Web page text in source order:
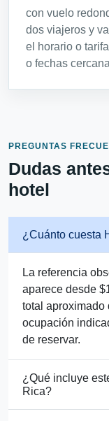
con vuelo
dos viajeros y
el horario o
o fechas
PREGUNTAS
Dudas
hotel
¿Cuánto cuesta
La referencia
aparece desde
total aproximado
ocupación
de reservar.
¿Qué incluye
Rica?